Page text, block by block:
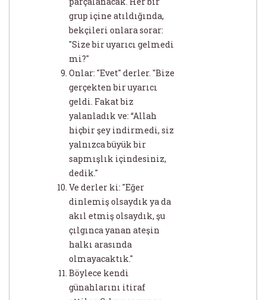
grup içine atıldığında,
bekçileri onlara sorar:
"Size bir uyarıcı gelmedi
mi?"
Onlar: "Evet" derler. "Bize
gerçekten bir uyarıcı
geldi. Fakat biz
yalanladık ve: “Allah
hiçbir şey indirmedi, siz
yalnızca büyük bir
sapmışlık içindesiniz,
dedik."
Ve derler ki: "Eğer
dinlemiş olsaydık ya da
akıl etmiş olsaydık, şu
çılgınca yanan ateşin
halkı arasında
olmayacaktık."
Böylece kendi
günahlarını itiraf